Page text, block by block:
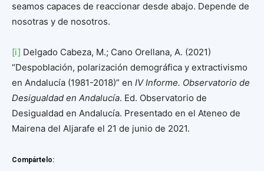
seamos capaces de reaccionar desde abajo. Depende de
nosotras y de nosotros.
[i] Delgado Cabeza, M.; Cano Orellana, A. (2021)
“Despoblación, polarización demográfica y extractivismo
en Andalucía (1981-2018)” en IV Informe. Observatorio de
Desigualdad en Andalucía. Ed. Observatorio de
Desigualdad en Andalucía. Presentado en el Ateneo de
Mairena del Aljarafe el 21 de junio de 2021.
Compártelo: